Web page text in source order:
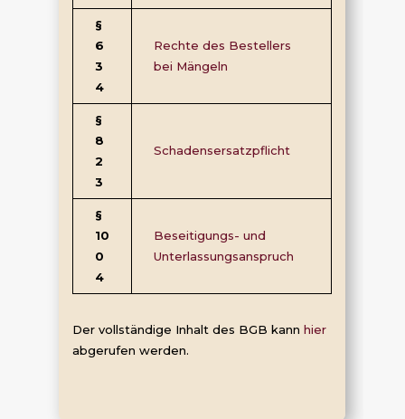
§
6
3
4
Rechte des Bestellers
bei Mängeln
§
8
2
3
Schadensersatzpflicht
§
10
0
4
Beseitigungs- und
Unterlassungsanspruch
Der vollständige Inhalt des BGB kann hier
abgerufen werden.